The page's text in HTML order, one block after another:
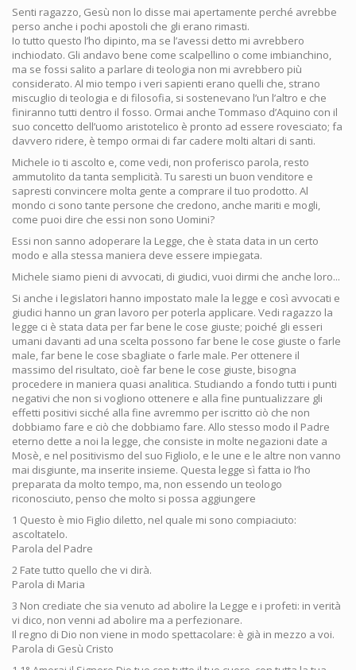
Senti ragazzo, Gesù non lo disse mai apertamente perché avrebbe
perso anche i pochi apostoli che gli erano rimasti.
Io tutto questo l’ho dipinto, ma se l’avessi detto mi avrebbero
inchiodato. Gli andavo bene come scalpellino o come imbianchino,
ma se fossi salito a parlare di teologia non mi avrebbero più
considerato. Al mio tempo i veri sapienti erano quelli che, strano
miscuglio di teologia e di filosofia, si sostenevano l’un l’altro e che
finiranno tutti dentro il fosso. Ormai anche Tommaso d’Aquino con il
suo concetto dell’uomo aristotelico è pronto ad essere rovesciato; fa
davvero ridere, è tempo ormai di far cadere molti altari di santi.
Michele io ti ascolto e, come vedi, non proferisco parola, resto
ammutolito da tanta semplicità. Tu saresti un buon venditore e
sapresti convincere molta gente a comprare il tuo prodotto. Al
mondo ci sono tante persone che credono, anche mariti e mogli,
come puoi dire che essi non sono Uomini?
Essi non sanno adoperare la Legge, che è stata data in un certo
modo e alla stessa maniera deve essere impiegata.
Michele siamo pieni di avvocati, di giudici, vuoi dirmi che anche loro...
Si anche i legislatori hanno impostato male la legge e così avvocati e
giudici hanno un gran lavoro per poterla applicare. Vedi ragazzo la
legge ci è stata data per far bene le cose giuste; poiché gli esseri
umani davanti ad una scelta possono far bene le cose giuste o farle
male, far bene le cose sbagliate o farle male. Per ottenere il
massimo del risultato, cioè far bene le cose giuste, bisogna
procedere in maniera quasi analitica. Studiando a fondo tutti i punti
negativi che non si vogliono ottenere e alla fine puntualizzare gli
effetti positivi sicché alla fine avremmo per iscritto ciò che non
dobbiamo fare e ciò che dobbiamo fare. Allo stesso modo il Padre
eterno dette a noi la legge, che consiste in molte negazioni date a
Mosè, e nel positivismo del suo Figliolo, e le une e le altre non vanno
mai disgiunte, ma inserite insieme. Questa legge sì fatta io l’ho
preparata da molto tempo, ma, non essendo un teologo
riconosciuto, penso che molto si possa aggiungere
1 Questo è mio Figlio diletto, nel quale mi sono compiaciuto:
ascoltatelo.
Parola del Padre
2 Fate tutto quello che vi dirà.
Parola di Maria
3 Non crediate che sia venuto ad abolire la Legge e i profeti: in verità
vi dico, non venni ad abolire ma a perfezionare.
Il regno di Dio non viene in modo spettacolare: è già in mezzo a voi.
Parola di Gesù Cristo